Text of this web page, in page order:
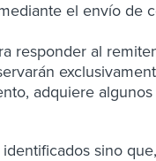
el envío
responder al
adquiere
sino